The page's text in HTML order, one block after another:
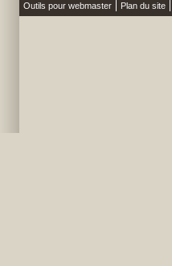
Outils pour webmaster Plan du site